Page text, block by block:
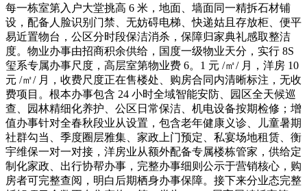
每一栋室第入户大堂挑高 6 米，地面、墙面同一精拆石材铺
设，配备人脸识别门禁、无妨碍电梯、快递姑且存放柜、便平
易近置物台，公区分时段保洁消杀，保障归家典礼感取整洁
度。物业办事由招商积余供给，国度一级物业天分，实行 8S
玺系专属办事尺度，高层室第物业费 6。1 元 /㎡/ 月，洋房 10
元 /㎡/ 月，收费尺度正在售楼处、购房合同内清晰标注，无收
费项目。根本办事包含 24 小时全域智能安防、园区全天候巡
查、园林精细化养护、公区日常保洁、机电设备按期检修；增
值办事针对全春秋段业从设置，包含老年健康义诊、儿童暑期
社群勾当、季度圈层雅集、家政上门预定、私宴场地租赁、衡
宇维保一对一对接，洋房业从额外配备专属楼栋管家，供给定
制化家政、出行协帮办事，完整办事细则公示于营销核心，购
房者可完整查阅，明白后期栖身办事保障。接下来分业态完整